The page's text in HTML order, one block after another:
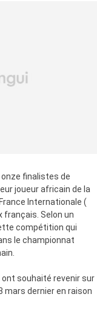
finalistes de
joueur africain de la
Internationale (
français. Selon un
compétition qui
le championnat
ont souhaité revenir sur
mars dernier en raison